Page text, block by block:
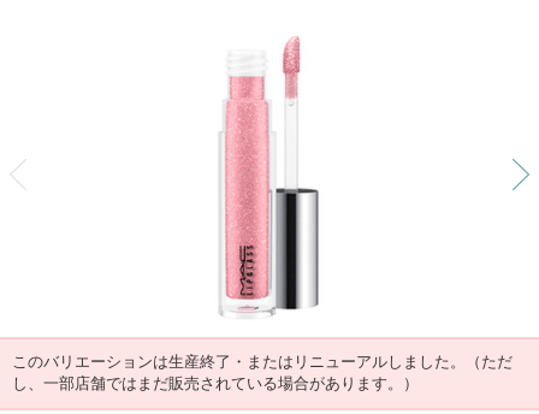
このバリエーションは生産終了・またはリニューアルしました。（ただ
し、一部店舗ではまだ販売されている場合があります。）